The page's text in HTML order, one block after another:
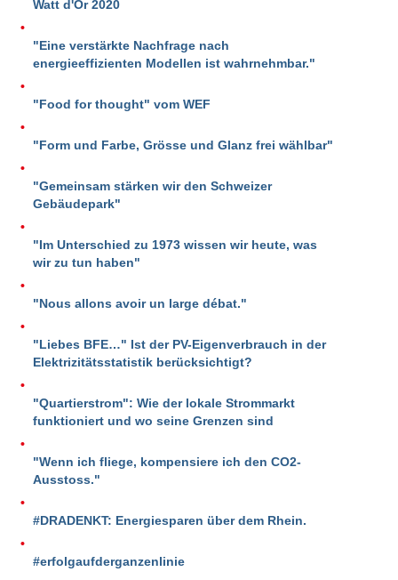
Watt d'Or 2020
"Eine verstärkte Nachfrage nach
energieeffizienten Modellen ist wahrnehmbar."
"Food for thought" vom WEF
"Form und Farbe, Grösse und Glanz frei wählbar"
"Gemeinsam stärken wir den Schweizer
Gebäudepark"
"Im Unterschied zu 1973 wissen wir heute, was
wir zu tun haben"
"Nous allons avoir un large débat."
"Liebes BFE…" Ist der PV-Eigenverbrauch in der
Elektrizitätsstatistik berücksichtigt?
"Quartierstrom": Wie der lokale Strommarkt
funktioniert und wo seine Grenzen sind
"Wenn ich fliege, kompensiere ich den CO2-
Ausstoss."
#DRADENKT: Energiesparen über dem Rhein.
#erfolgaufderganzenlinie